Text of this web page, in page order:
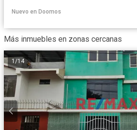
Nuevo en Doomos
Más inmuebles en zonas cercanas
1 /14